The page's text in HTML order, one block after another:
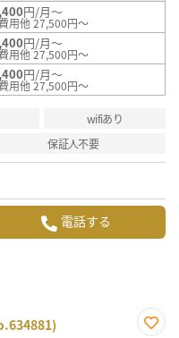
円/月～
用他 27,500円～
円/月～
用他 27,500円～
円/月～
用他 27,500円～
wifiあり
保証人不要
電話する